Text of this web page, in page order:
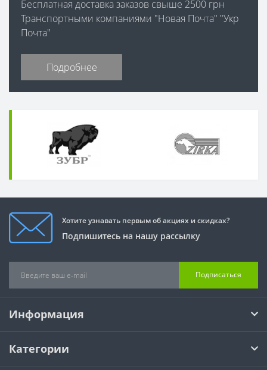
Бесплатная доставка заказов свыше 2500 грн
Транспортными компаниями "Новая Почта" "Укр
Почта"
Подробнее
Хотите узнавать первым об акциях и скидках?
Подпишитесь на нашу рассылку
Подписаться
Информация
Категории